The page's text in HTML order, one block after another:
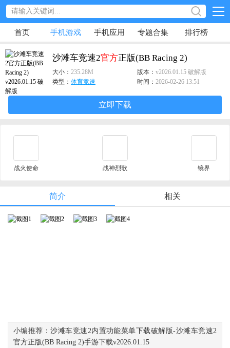
首页 手机游戏 手机应用 专题合集 排行榜
沙滩车竞速2官方正版(BB Racing 2)
大小： 235.28M 版本： v2026.01.15 破解版
类型： 体育竞速 时间： 2026-02-26 13:51
立即下载
战火使命 战神烈歌 镜界
简介 相关
小编推荐：沙滩车竞速2内置功能菜单下载破解版-沙滩车竞速2
官方正版(BB Racing 2)手游下载v2026.01.15